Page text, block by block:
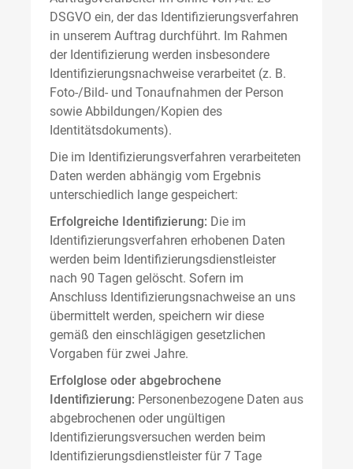
DSGVO ein, der das Identifizierungsverfahren
in unserem Auftrag durchführt. Im Rahmen
der Identifizierung werden insbesondere
Identifizierungsnachweise verarbeitet (z. B.
Foto-/Bild- und Tonaufnahmen der Person
sowie Abbildungen/Kopien des
Identitätsdokuments).
Die im Identifizierungsverfahren verarbeiteten
Daten werden abhängig vom Ergebnis
unterschiedlich lange gespeichert:
Erfolgreiche Identifizierung: Die im
Identifizierungsverfahren erhobenen Daten
werden beim Identifizierungsdienstleister
nach 90 Tagen gelöscht. Sofern im
Anschluss Identifizierungsnachweise an uns
übermittelt werden, speichern wir diese
gemäß den einschlägigen gesetzlichen
Vorgaben für zwei Jahre.
Erfolglose oder abgebrochene
Identifizierung: Personenbezogene Daten aus
abgebrochenen oder ungültigen
Identifizierungsversuchen werden beim
Identifizierungsdienstleister für 7 Tage